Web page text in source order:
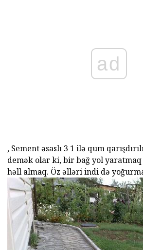
ad
, Sement əsaslı 3 1 ilə qum
demək olar ki, bir bağ yol
həll almaq. Öz əlləri indi də